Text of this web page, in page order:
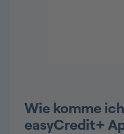
Wie komme
easyCredit+